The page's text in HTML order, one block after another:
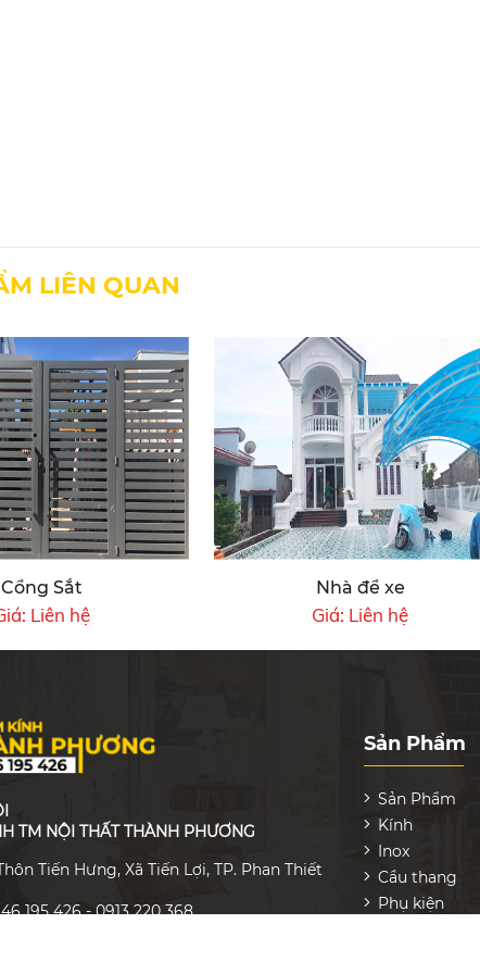
LIÊN QUAN
Cổng Sắt
Liên hệ
Nhà để xe
Giá: Liên hệ
TM NỘI THẤT THÀNH PHƯƠNG
Tiến Hưng, Xã Tiến Lợi, TP. Phan Thiết
195 426 - 0913 220 368
Sản Phẩm
Sản Phẩm
Kính
Inox
Cầu thang
Phụ kiện